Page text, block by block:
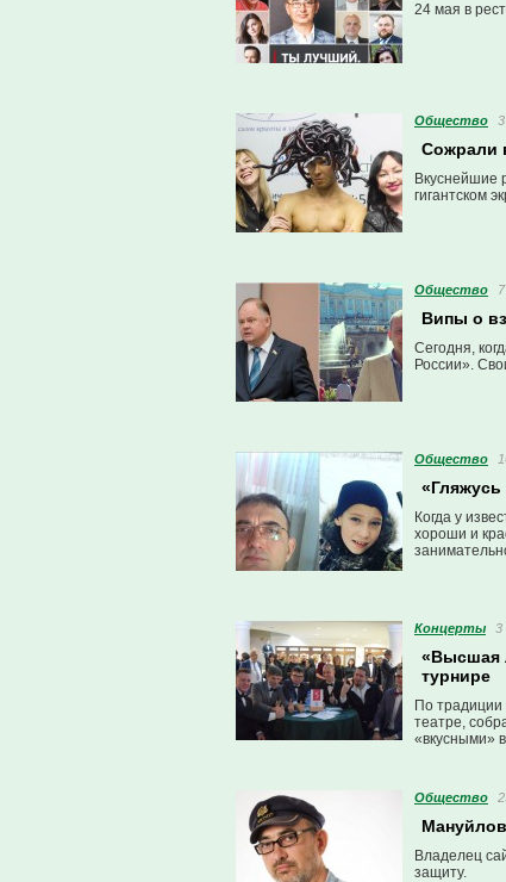
24 мая в
Общество
Сожрали
Вкуснейшие
гигантском
Общество
Випы о
Сегодня,
России».
Общество
«Гляжусь
Когда у
хороши и
Концерты 3
«Высшая
турнире
По традиции
театре,
«вкусными»
Общество
Мануйлов
Владелец
защиту.